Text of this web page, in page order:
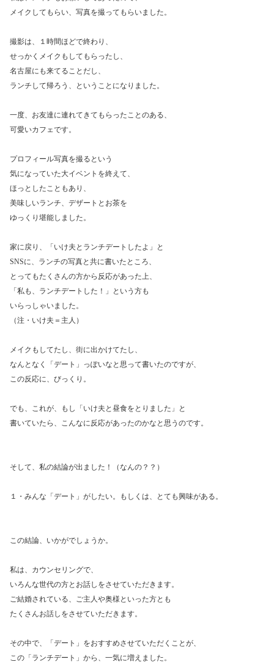
メイクしてもらい、写真を撮ってもらいました。
撮影は、１時間ほどで終わり、
せっかくメイクもしてもらったし、
名古屋にも来てることだし、
ランチして帰ろう、ということになりました。
一度、お友達に連れてきてもらったことのある、
可愛いカフェです。
プロフィール写真を撮るという
気になっていた大イベントを終えて、
ほっとしたこともあり、
美味しいランチ、デザートとお茶を
ゆっくり堪能しました。
家に戻り、「いけ夫とランチデートしたよ」と
SNSに、ランチの写真と共に書いたところ、
とってもたくさんの方から反応があった上、
「私も、ランチデートした！」という方も
いらっしゃいました。
（注・いけ夫＝主人）
メイクもしてたし、街に出かけてたし、
なんとなく「デート」っぽいなと思って書いたのですが、
この反応に、びっくり。
でも、これが、もし「いけ夫と昼食をとりました」と
書いていたら、こんなに反応があったのかなと思うのです。
そして、私の結論が出ました！（なんの？？）
１・みんな「デート」がしたい。もしくは、とても興味がある。
この結論、いかがでしょうか。
私は、カウンセリングで、
いろんな世代の方とお話しをさせていただきます。
ご結婚されている、ご主人や奥様といった方とも
たくさんお話しをさせていただきます。
その中で、「デート」をおすすめさせていただくことが、
この「ランチデート」から、一気に増えました。